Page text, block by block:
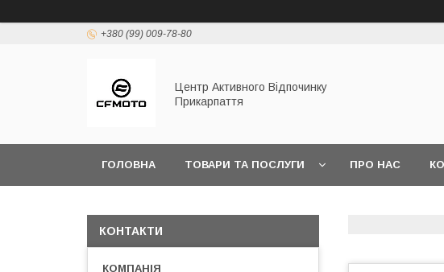
+380 (99) 009-78-80
Центр Активного Відпочинку
Прикарпаття
ГОЛОВНА ТОВАРИ ТА ПОСЛУГИ ПРО НАС
КОНТАКТИ